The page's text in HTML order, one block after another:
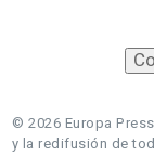
© 2026 Europa
y la redifusión de